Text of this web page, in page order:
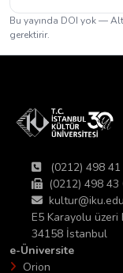
Bu yayında DOI yok —
gerektirir.
(0212) 498 41
(0212) 498 43
E5 Karayolu üzeri
34158 İstanbul
e-Üniversite
Orion